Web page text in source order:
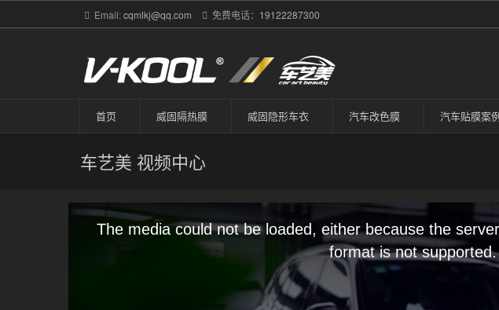
Email:cqmlkj@qq.com 免费电话： 19122287300
首页 威固隔热膜 威固隐形车衣 汽车改色膜 汽车贴膜案
车艺美 视频中心
The media could not be loaded, either because the
format is not supported.